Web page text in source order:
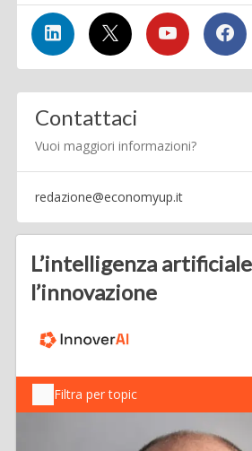
Contattaci
Vuoi maggiori informazioni?
redazione@economyup.it
L’intelligenza
l’innovazione
Filtra per topic